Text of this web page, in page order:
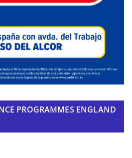
PROGRAMMES ENGLAND